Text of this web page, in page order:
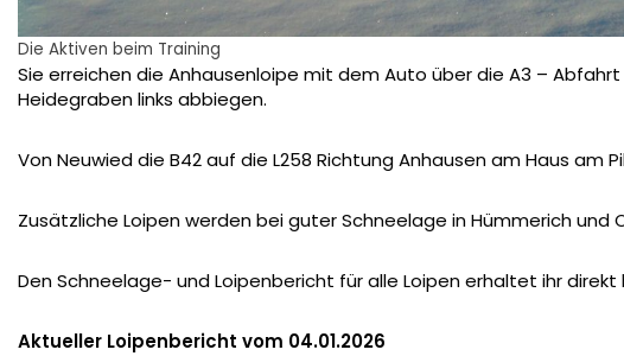
Die Aktiven beim Training
Sie erreichen die Anhausenloipe mit dem Auto über die A3 –
Heidegraben links abbiegen.
Von Neuwied die B42 auf die L258 Richtung Anhausen am Haus
Zusätzliche Loipen werden bei guter Schneelage in Hümmerich
Den Schneelage- und Loipenbericht für alle Loipen erhaltet ihr direkt
Aktueller Loipenbericht vom 04.01.2026